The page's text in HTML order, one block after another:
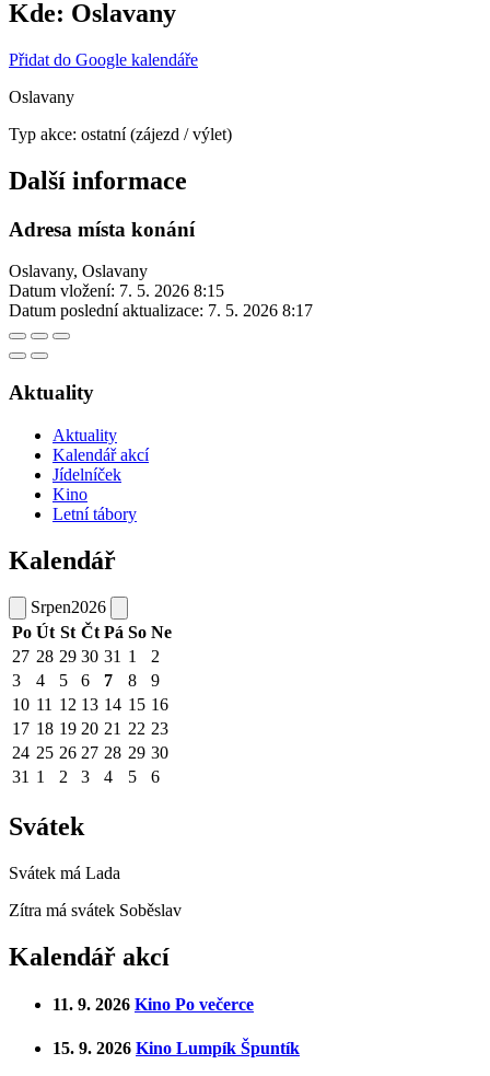
Kde: Oslavany
Přidat do Google kalendáře
Oslavany
Typ akce: ostatní (zájezd / výlet)
Další informace
Adresa místa konání
Oslavany, Oslavany
Datum vložení: 7. 5. 2026 8:15
Datum poslední aktualizace: 7. 5. 2026 8:17
Aktuality
Aktuality
Kalendář akcí
Jídelníček
Kino
Letní tábory
Kalendář
Srpen2026
Po Út St Čt Pá So Ne
27 28 29 30 31 1
2
3
4 5 6 7 8
9
10 11 12 13 14 15 16
17 18 19 20 21 22 23
24 25 26 27 28 29 30
31 1 2 3 4 5 6
Svátek
Svátek má Lada
Zítra má svátek Soběslav
Kalendář akcí
11. 9. 2026 Kino Po večerce
15. 9. 2026 Kino Lumpík Špuntík